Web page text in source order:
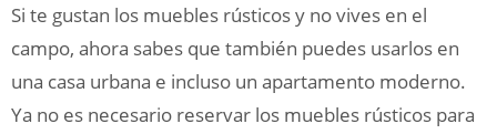
Si te gustan los muebles rústicos y no vives en el
campo, ahora sabes que también puedes usarlos en
una casa urbana e incluso un apartamento moderno.
Ya no es necesario reservar los muebles rústicos para